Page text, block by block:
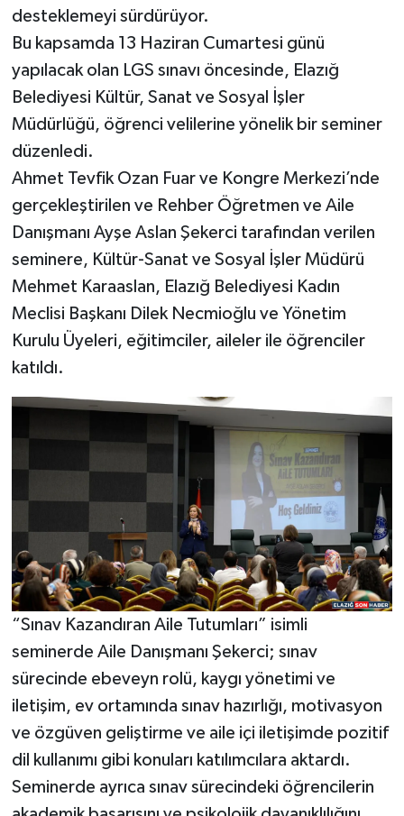
desteklemeyi sürdürüyor.
Bu kapsamda 13 Haziran Cumartesi günü
yapılacak olan LGS sınavı öncesinde, Elazığ
Belediyesi Kültür, Sanat ve Sosyal İşler
Müdürlüğü, öğrenci velilerine yönelik bir seminer
düzenledi.
Ahmet Tevfik Ozan Fuar ve Kongre Merkezi’nde
gerçekleştirilen ve Rehber Öğretmen ve Aile
Danışmanı Ayşe Aslan Şekerci tarafından verilen
seminere, Kültür-Sanat ve Sosyal İşler Müdürü
Mehmet Karaaslan, Elazığ Belediyesi Kadın
Meclisi Başkanı Dilek Necmioğlu ve Yönetim
Kurulu Üyeleri, eğitimciler, aileler ile öğrenciler
katıldı.
“Sınav Kazandıran Aile Tutumları” isimli
seminerde Aile Danışmanı Şekerci; sınav
sürecinde ebeveyn rolü, kaygı yönetimi ve
iletişim, ev ortamında sınav hazırlığı, motivasyon
ve özgüven geliştirme ve aile içi iletişimde pozitif
dil kullanımı gibi konuları katılımcılara aktardı.
Seminerde ayrıca sınav sürecindeki öğrencilerin
TEKNOLOJİ